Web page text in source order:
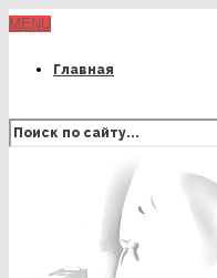
MENU
Главная